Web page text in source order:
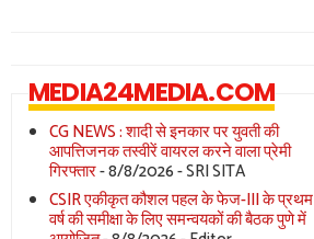
MEDIA24MEDIA.COM
CG NEWS : शादी से इनकार पर युवती की
आपत्तिजनक तस्वीरें वायरल करने वाला प्रेमी
गिरफ्तार- 8/8/2026- SRI SITA
CSIR एकीकृत कौशल पहल के फेज-III के प्रथम
वर्ष की समीक्षा के लिए समन्वयकों की बैठक पुणे में